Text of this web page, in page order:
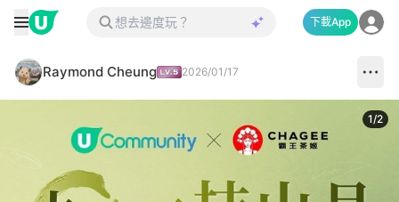
下載App
Raymond Cheung 2026/01/17
1/2